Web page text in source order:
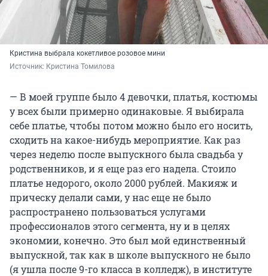
Кристина выбрала кокетливое розовое мини
Источник: Кристина Томилова
— В моей группе было 4 девочки, платья, костюмы
у всех были примерно одинаковые. Я выбирала
себе платье, чтобы потом можно было его носить,
сходить на какое-нибудь мероприятие. Как раз
через неделю после выпускного была свадьба у
родственников, и я еще раз его надела. Стоило
платье недорого, около 2000 рублей. Макияж и
прическу делали сами, у нас еще не было
распространено пользоваться услугами
профессионалов этого сегмента, ну и в целях
экономии, конечно. Это был мой единственный
выпускной, так как в школе выпускного не было
(я ушла после 9-го класса в колледж), в институте